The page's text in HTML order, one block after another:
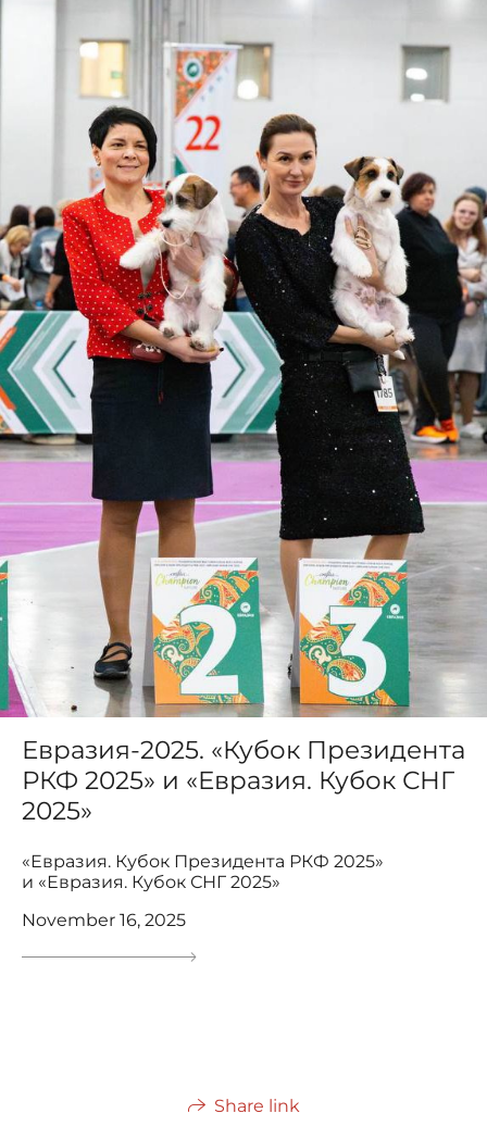
Евразия-2025. «Кубок Президента
РКФ 2025» и «Евразия. Кубок СНГ
2025»
«Евразия. Кубок Президента РКФ 2025»
и «Евразия. Кубок СНГ 2025»
November 16, 2025
Share link